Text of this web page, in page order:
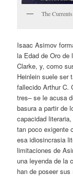
The
Isaac Asimov
la Edad de Oro de
Clarke, y, como
Heinlein suele ser
fallecido Arthur C.
tres– se le acusa
basura a partir de
capacidad
tan poco exigente
esa idiosincrasia
limitaciones de
una leyenda de la
han de poseer sus